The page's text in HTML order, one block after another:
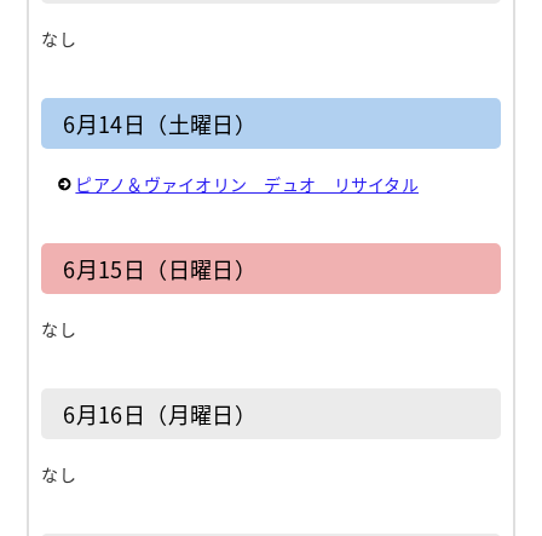
なし
6月14日（土曜日）
ピアノ＆ヴァイオリン デュオ リサイタル
6月15日（日曜日）
なし
6月16日（月曜日）
なし